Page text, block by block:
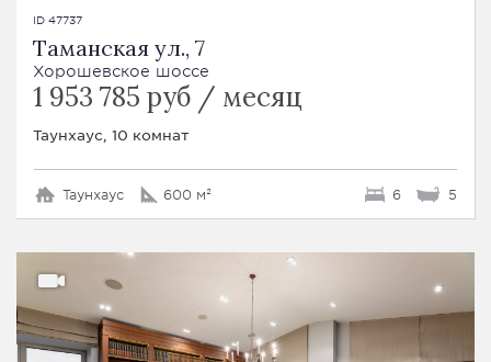
ID 47737
Таманская ул., 7
Хорошевское шоссе
1 953 785 руб / месяц
Таунхаус, 10 комнат
Таунхаус 600 м² 6 5